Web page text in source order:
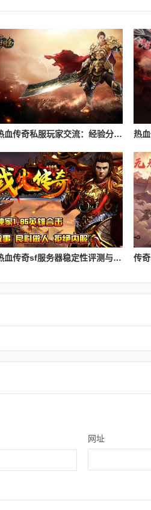
热血传奇私服玩家交流：经验分享与心得
热血传奇sf服务器稳定性评测与对比
网址